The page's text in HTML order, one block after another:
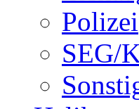
Polizei
SEG/